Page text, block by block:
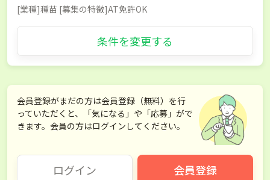
[業種]種苗 [募集の特徴]AT免許OK
条件を変更する
会員登録がまだの方は会員登録（無料）を行
っていただくと、「気になる」や「応募」がで
きます。会員の方はログインしてください。
ログイン 会員登録